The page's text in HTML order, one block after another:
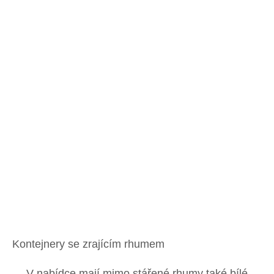
Kontejnery se zrajícím rhumem